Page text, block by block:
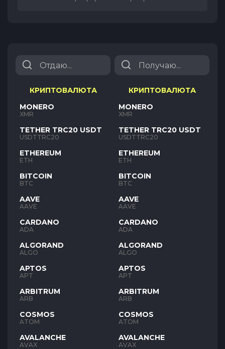
КРИПТОВАЛЮТА
MONERO
XMR
TETHER TRC20 USDT
USDTTRC20
ETHEREUM
ETH
BITCOIN
BTC
AAVE
AAVE
CARDANO
ADA
ALGORAND
ALGO
APTOS
APT
ARBITRUM
ARB
COSMOS
ATOM
AVALANCHE
AVAX
КРИПТОВАЛЮТА
MONERO
XMR
TETHER TRC20 USDT
USDTTRC20
ETHEREUM
ETH
BITCOIN
BTC
AAVE
AAVE
CARDANO
ADA
ALGORAND
ALGO
APTOS
APT
ARBITRUM
ARB
COSMOS
ATOM
AVALANCHE
AVAX